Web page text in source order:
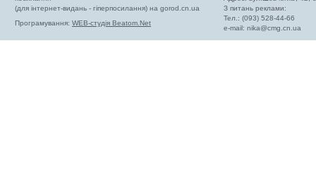
(для інтернет-видань - гіперпосилання) на gorod.cn.ua
Програмування: WEB-студія Beatom.Net
З питань реклами:
Тел.: (093) 528-44-66
e-mail:nika@cmg.cn.ua